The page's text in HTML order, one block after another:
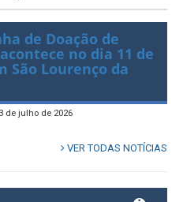
de Doação de
no dia 11 de
São Lourenço da